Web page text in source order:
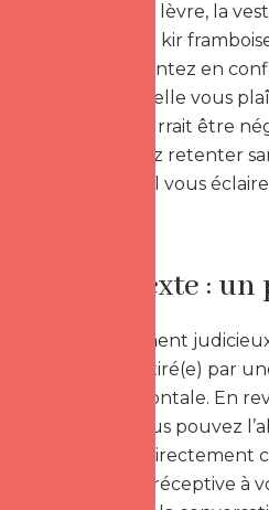
leur rouge à lèvre, la
ou encore le kir
vous vous sentez en
avouer qu’il/elle vous
réponse pourrait être
vous pourrez retenter
Escaravage, il vous
Le contexte :
Il est également
vous êtes attiré(e) par
approche frontale. En
c’est que vous pouvez
vous savez directement
pas du tout réceptive à